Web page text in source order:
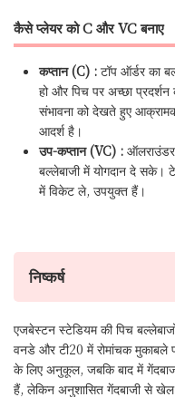
कैसे प्लेयर को C और VC बनाए
कप्तान (C) : टॉप ऑर्डर का
हो और पिच पर अच्छा
संभावना को देखते हुए
आदर्श है।
उप-कप्तान (VC) :
बल्लेबाजी में योगदान दे सके।
में विकेट ले, उपयुक्त हैं।
निष्कर्ष
एजबेस्टन स्टेडियम की पिच
वनडे और टी20 में रोमांचक मुकाबले
के लिए अनुकूल, जबकि बाद में
हैं, लेकिन अनुशासित गेंदबाजी से खेल